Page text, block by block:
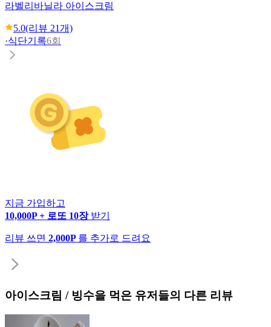
라벨리 바닐라 아이스크림
5.0(리뷰 21개)
·식단기록6회
지금 가입하고
10,000P + 로또 10장 받기
리뷰 쓰면 2,000P 를 추가로 드려요
아이스크림 / 빙수을 먹은 유저들의 다른 리뷰